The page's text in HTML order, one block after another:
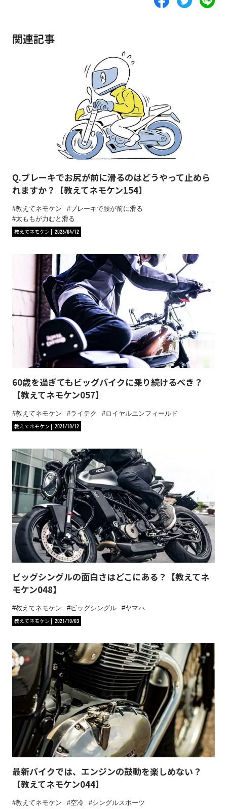
関連記事
Q.ブレーキでお尻が前に滑るのはどうやって止めら
れますか？【教えてネモケン154】
教えてネモケン
ブレーキで腰が前に滑る
太ももが力むと滑る
教えてネモケン
2026/04/12
60歳を過ぎてもビッグバイクに乗り続けるべき？
【教えてネモケン057】
教えてネモケン ライテク
ロイヤルエンフィールド
教えてネモケン
2021/10/12
ビッグシングルの面白さはどこにある？【教えてネ
モケン048】
教えてネモケン ビッグシングル
ヤマハ
教えてネモケン
2021/10/03
最新バイクでは、エンジンの鼓動を楽しめない？
【教えてネモケン044】
教えてネモケン 空冷 シングルスポーツ